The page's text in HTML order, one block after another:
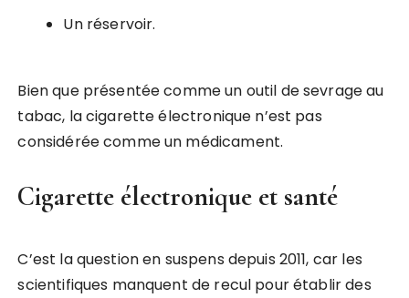
Un réservoir.
Bien que présentée comme un outil de sevrage au
tabac, la cigarette électronique n’est pas
considérée comme un médicament.
Cigarette électronique et santé
C’est la question en suspens depuis 2011, car les
scientifiques manquent de recul pour établir des